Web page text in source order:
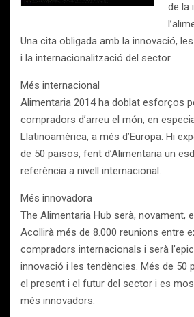
de la
Una cita obligada amb la innovació,
i la internacionalització del sector.
Més internacional
Alimentaria 2014 ha doblat esforços
compradors d’arreu el món, en
Llatinoamèrica, a més d’Europa. Hi
de 50 països, fent d’Alimentaria un
referència a nivell internacional.
Més innovadora
The Alimentaria Hub serà, novament,
Acollirà més de 8.000 reunions entre
compradors internacionals i serà
innovació i les tendències. Més de 50
el present i el futur del sector i es
més innovadors.